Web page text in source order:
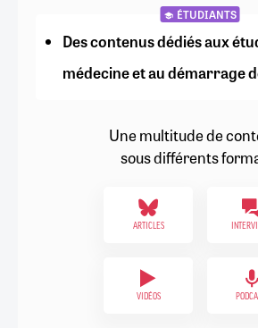
ÉTUDIANTS
Des contenus dédiés aux
médecine et au démarrage
Une multitude de
sous différents
ARTICLES
VIDÉOS